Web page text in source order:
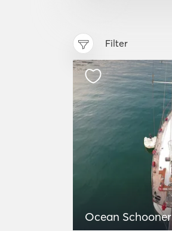
Filter
Ocean Schooner